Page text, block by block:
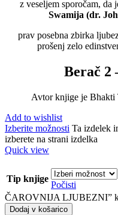
z veseljem sporočam, da
Swamija (dr.
prav posebna zbirka
prošenj zelo
Berač 2
Avtor knjige je Bhakti
Add to wishlist
Izberite možnosti Ta izdelek
izberete na strani izdelka
Quick view
Tip knjige
Počisti
ČAROVNIJA LJUBEZNI”
Dodaj v košarico